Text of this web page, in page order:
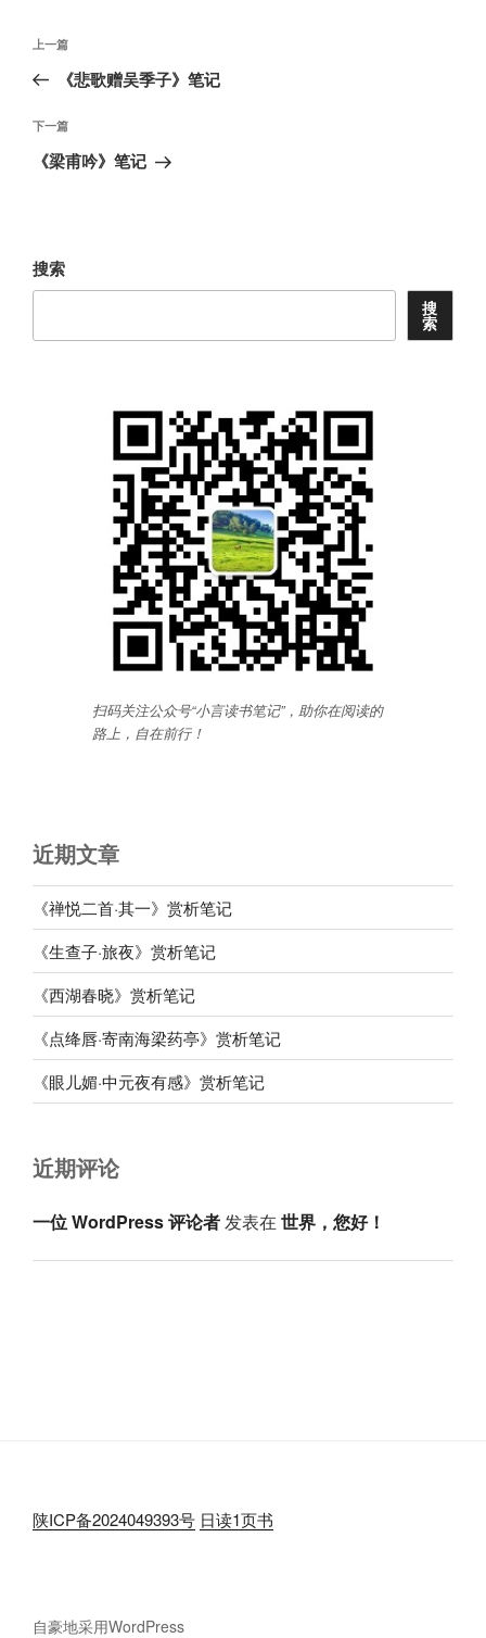
文
导
航
上
一
文
章
上一篇
《悲歌赠吴季子》笔记
下
一
下一篇
《梁甫吟》笔记
搜索
搜
索
扫码关注公众号“小言读书笔记”，助你在阅读的
路上，自在前行！
近期文章
《禅悦二首·其一》赏析笔记
《生查子·旅夜》赏析笔记
《西湖春晓》赏析笔记
《点绛唇·寄南海梁药亭》赏析笔记
《眼儿媚·中元夜有感》赏析笔记
近期评论
一位 WordPress 评论者 发表在 世界，您好！
陕ICP备2024049393号 日读1页书
自豪地采用WordPress